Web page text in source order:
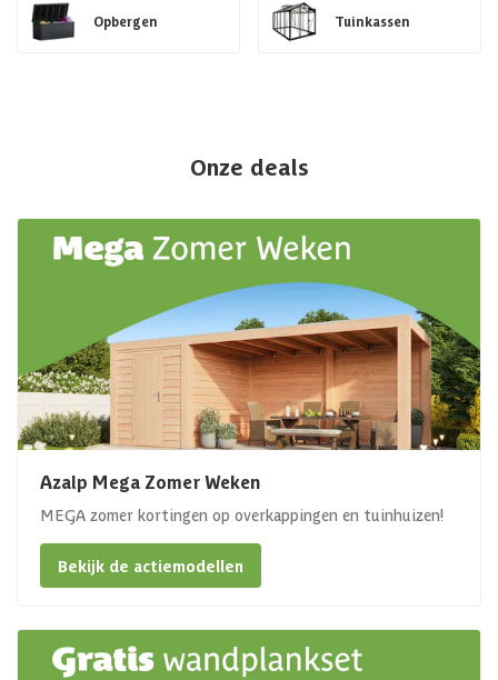
Opbergen Tuinkassen
Onze deals
Azalp Mega Zomer Weken
MEGA zomer kortingen op overkappingen en tuinhuizen!
Bekijk de actiemodellen